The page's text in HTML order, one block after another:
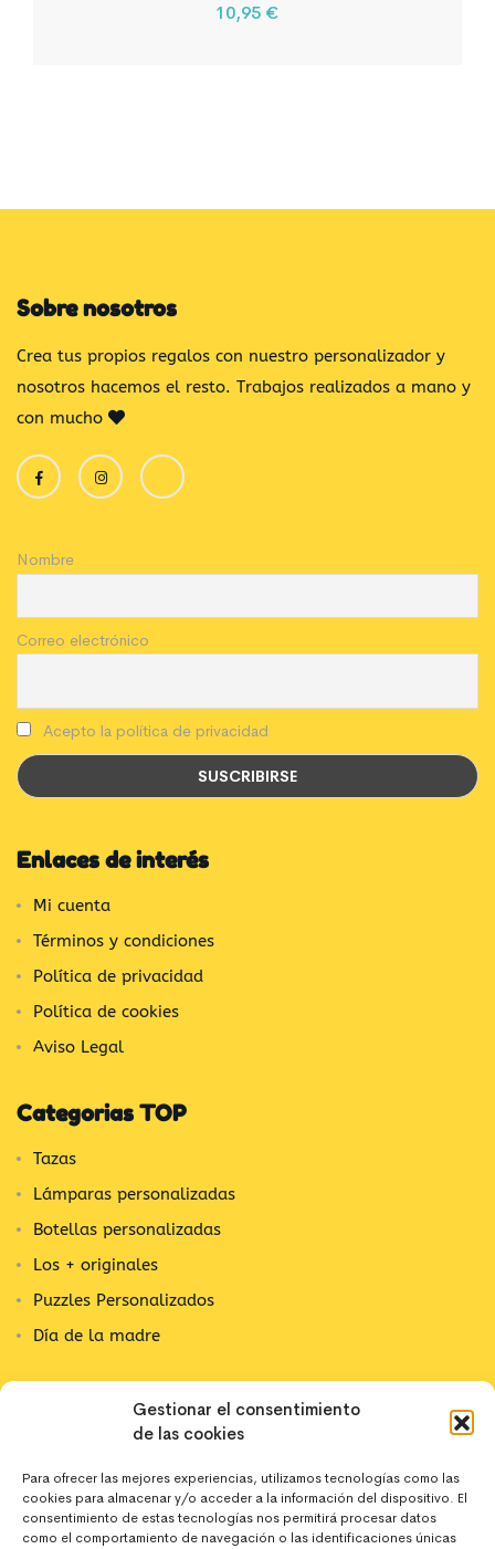
Gestionar el consentimiento
de las cookies
Para ofrecer las mejores experiencias, utilizamos tecnologías como las
cookies para almacenar y/o acceder a la información del dispositivo. El
consentimiento de estas tecnologías nos permitirá procesar datos
como el comportamiento de navegación o las identificaciones únicas
10,95 €
Sobre nosotros
Crea tus propios regalos con nuestro personalizador y
nosotros hacemos el resto. Trabajos realizados a mano y
con mucho
Nombre
Correo electrónico
Acepto la política de privacidad
Enlaces de interés
Mi cuenta
Términos y condiciones
Política de privacidad
Política de cookies
Aviso Legal
Categorias TOP
Tazas
Lámparas personalizadas
Botellas personalizadas
Los + originales
Puzzles Personalizados
Día de la madre
Contacta con nosotros
C/ Alpujarra, 1
03202 Elx, Alicante
642 10 44 43